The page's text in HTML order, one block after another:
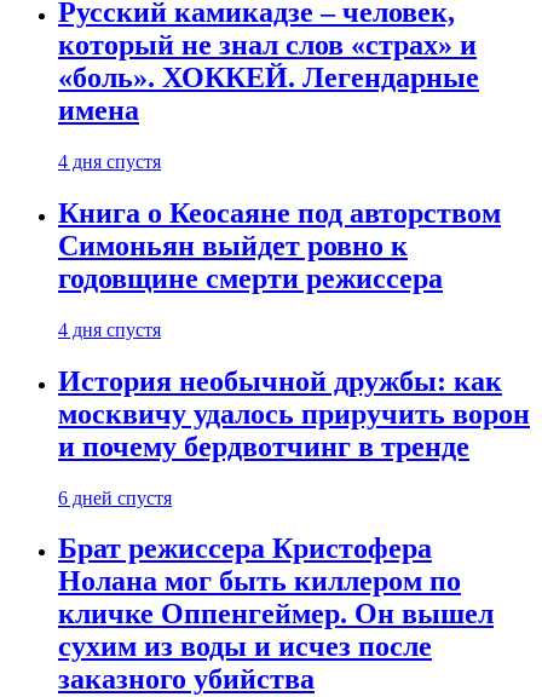
Русский камикадзе – человек,
который не знал слов «страх» и
«боль». ХОККЕЙ. Легендарные
имена
4 дня спустя
Книга о Кеосаяне под авторством
Симоньян выйдет ровно к
годовщине смерти режиссера
4 дня спустя
История необычной дружбы: как
москвичу удалось приручить ворон
и почему бердвотчинг в тренде
6 дней спустя
Брат режиссера Кристофера
Нолана мог быть киллером по
кличке Оппенгеймер. Он вышел
сухим из воды и исчез после
заказного убийства